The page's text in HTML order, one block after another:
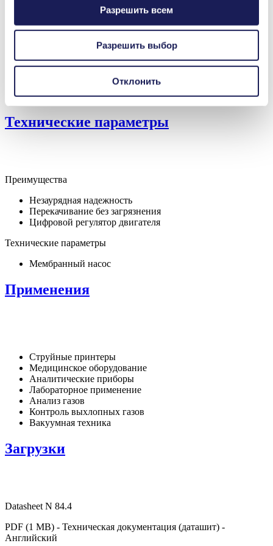
Разрешить всем
Разрешить выбор
Отклонить
EPDM
Материал
PTFE покрытие
Материал головки
насоса - Опции
Алюминий
Опции
Бесщеточный двигатель постоянного
тока (DC), Постоянный ток (DC)
Технические параметры
Преимущества
Незаурядная надежность
Перекачивание без загрязнения
Цифровой регулятор двигателя
Технические параметры
Мембранный насос
Применения
Струйные принтеры
Медицинское оборудование
Аналитические приборы
Лабораторное применение
Анализ газов
Контроль выхлопных газов
Вакуумная техника
Загрузки
Datasheet N 84.4
PDF (1 MB) - Техническая документация (даташит) -
Английский